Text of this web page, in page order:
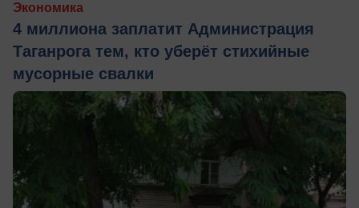
Экономика
4 миллиона заплатит Администрация
Таганрога тем, кто уберёт стихийные
мусорные свалки